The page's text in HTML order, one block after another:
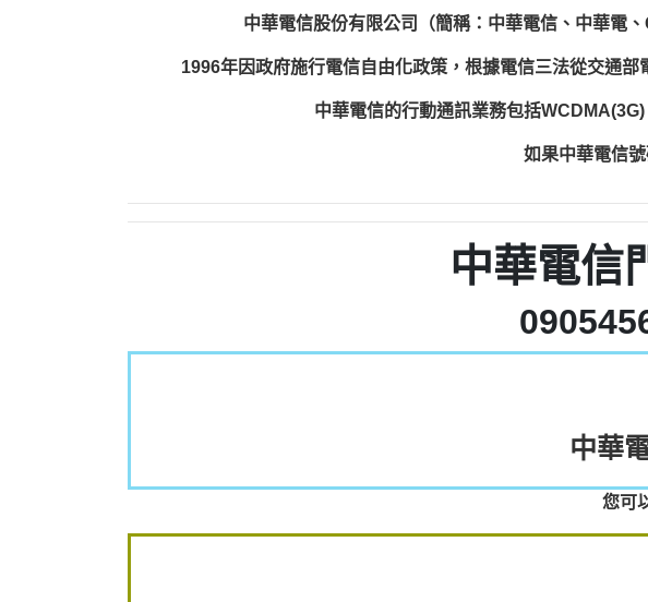
中華電信股份有限公司（簡稱：中華電信、中華電
1996年因政府施行電信自由化政策，根據電信三法從交通
中華電信的行動通訊業務包括
如果中華電信
中華電信
中華
您可